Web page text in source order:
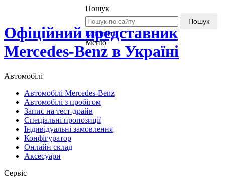
Офіційний представник
Mercedes-Benz в Україні
Пошук
Пошук
Контакти
Меню
Автомобілі
Автомобілі Mercedes-Benz
Автомобілі з пробігом
Запис на тест-драйв
Спеціальні пропозиції
Індивідуальні замовлення
Конфігуратор
Онлайн склад
Аксесуари
Сервіс